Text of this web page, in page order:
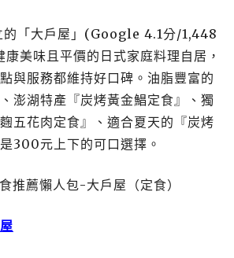
的「大戶屋」(Google 4.1分/1,448
美味且平價的日式家庭料理自居，
與服務都維持好口碑。油脂豐富的
澎湖特產『炭烤黃金鯧定食』、獨
五花肉定食』、適合夏天的『炭烤
300元上下的可口選擇。